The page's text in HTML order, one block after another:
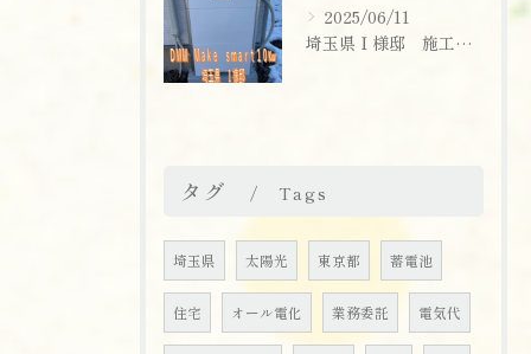
2025/06/11
埼玉県Ｉ様邸 施工実績
タグ Tags
埼玉県 太陽光 東京都 蓄電池
住宅 オール電化 業務委託 電気代
お問い合わせはこちら